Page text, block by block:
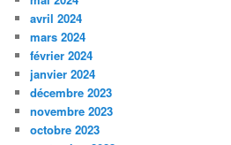
avril 2024
mars 2024
février 2024
janvier 2024
décembre 2023
novembre 2023
octobre 2023